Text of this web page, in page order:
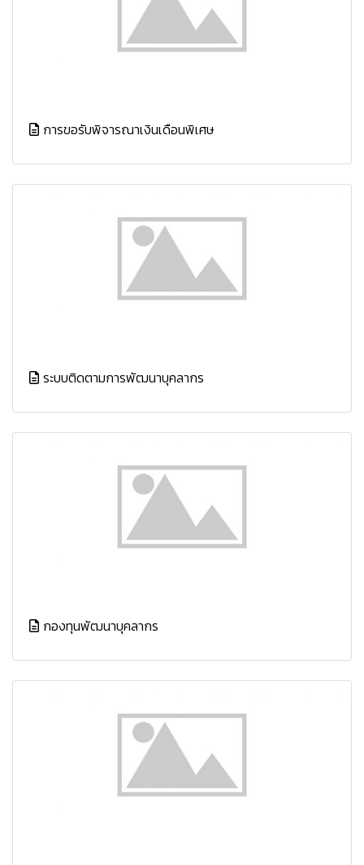
การขอรับพิจารณาเงินเดือนพิเศษ
ระบบติดตามการพัฒนาบุคลากร
กองทุนพัฒนาบุคลากร